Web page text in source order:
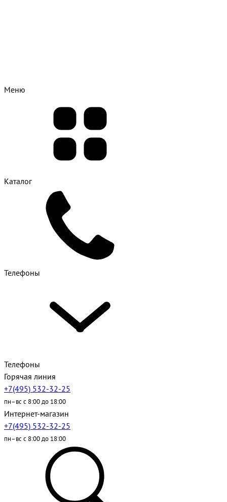
Меню
Каталог
Телефоны
Телефоны
Горячая линия
+7(495) 532-32-25
пн–вс с 8:00 до 18:00
Интернет-магазин
+7(495) 532-32-25
пн–вс с 8:00 до 18:00